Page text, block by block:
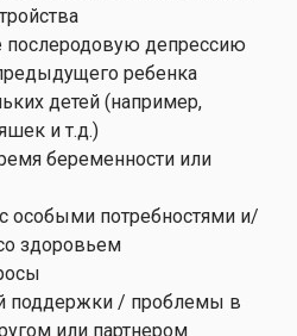
депрессию
ребенка
детей (например,
и т.д.)
беременности или
особыми потребностями и/
здоровьем
поддержки / проблемы в
или партнером